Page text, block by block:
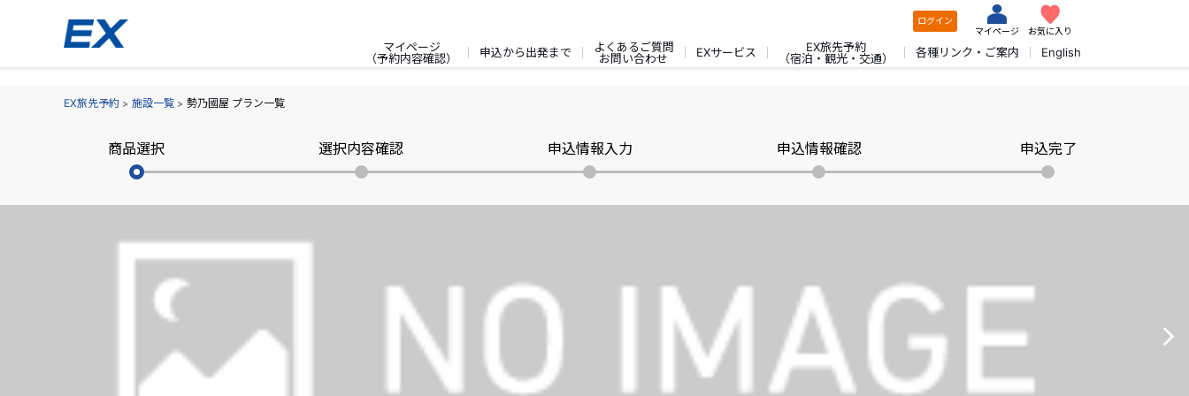
ログイン
マイページ
お気に入り
マイページ
（予約内容確認）
申込から出発まで
よくあるご質問
お問い合わせ
EXサービス
EX旅先予約
（宿泊・観光・交通）
各種リンク・ご案内 English
EX旅先予約 施設一覧 勢乃國屋 プラン一覧
商品選択 選択内容確認 申込情報入力 申込情報確認 申込完了